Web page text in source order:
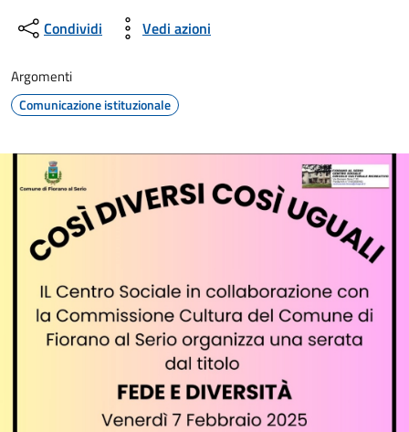
Condividi
Vedi azioni
Argomenti
Comunicazione istituzionale